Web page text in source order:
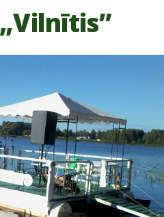
„Vilnītis”